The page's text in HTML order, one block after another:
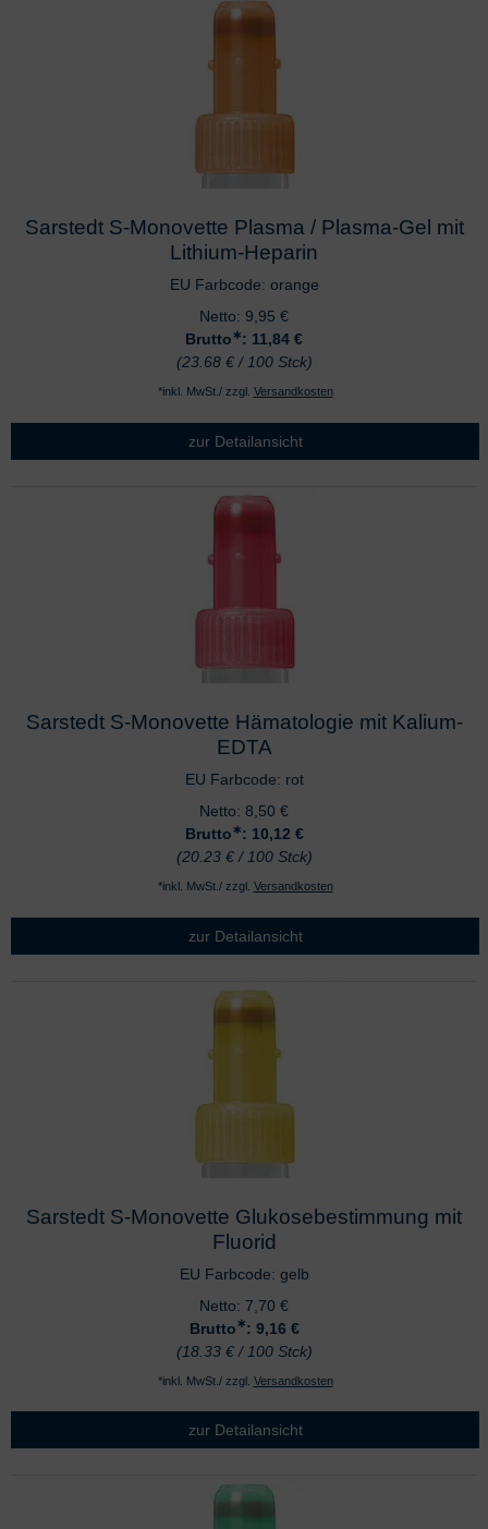
Sarstedt S-Monovette Plasma / Plasma-Gel mit
Lithium-Heparin
EU Farbcode: orange
Netto: 9,95 €
Brutto∗: 11,84 €
(23.68 € / 100 Stck)
*inkl. MwSt./ zzgl. Versandkosten
zur Detailansicht
Sarstedt S-Monovette Hämatologie mit Kalium-
EDTA
EU Farbcode: rot
Netto: 8,50 €
Brutto∗: 10,12 €
(20.23 € / 100 Stck)
*inkl. MwSt./ zzgl. Versandkosten
zur Detailansicht
Sarstedt S-Monovette Glukosebestimmung mit
Fluorid
EU Farbcode: gelb
Netto: 7,70 €
Brutto∗: 9,16 €
(18.33 € / 100 Stck)
*inkl. MwSt./ zzgl. Versandkosten
zur Detailansicht